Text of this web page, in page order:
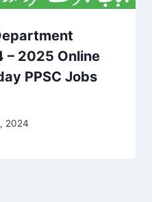
– 2025 Online
PPSC Jobs
2024